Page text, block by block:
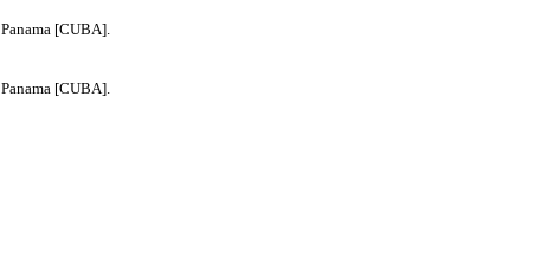
[CUBA].
[CUBA].